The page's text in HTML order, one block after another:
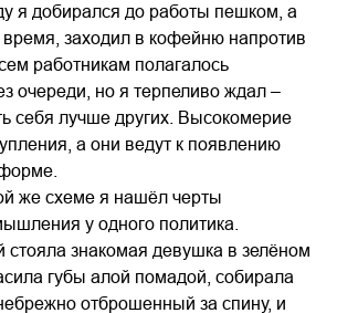
я добирался до работы пешком, а
время, заходил в кофейню напротив
работникам полагалось
очереди, но я терпеливо ждал –
себя лучше других. Высокомерие
а они ведут к появлению
же схеме я нашёл черты
у одного политика.
знакомая девушка в зелёном
губы алой помадой, собирала
отброшенный за спину, и